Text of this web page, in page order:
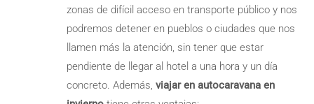
zonas de difícil acceso en transporte público y nos
podremos detener en pueblos o ciudades que nos
llamen más la atención, sin tener que estar
pendiente de llegar al hotel a una hora y un día
concreto. Además, viajar en autocaravana en